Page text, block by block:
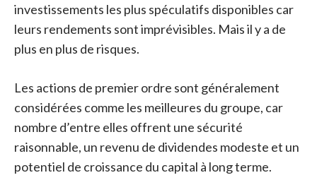
investissements les plus spéculatifs disponibles car
leurs rendements sont imprévisibles. Mais il y a de
plus en plus de risques.
Les actions de premier ordre sont généralement
considérées comme les meilleures du groupe, car
nombre d’entre elles offrent une sécurité
raisonnable, un revenu de dividendes modeste et un
potentiel de croissance du capital à long terme.